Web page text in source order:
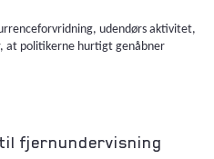
udendørs aktivitet,
at politikerne hurtigt genåbner
fjernundervisning